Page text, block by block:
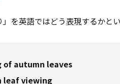
を英語ではどう表現するかと
of autumn leaves
leaf viewing